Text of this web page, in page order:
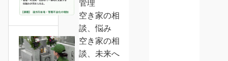
回
し
に
し
市
の
空
き
家
南
房
空き家の相
談、悩み
空き家の相
談、未来へ